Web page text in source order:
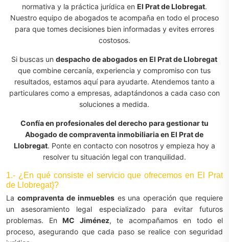
normativa y la práctica jurídica en El Prat de Llobregat.
Nuestro equipo de abogados te acompaña en todo el proceso
para que tomes decisiones bien informadas y evites errores
costosos.
Si buscas undespacho de abogados en El Prat de Llobregat
que combine cercanía, experiencia y compromiso con tus
resultados, estamos aquí para ayudarte. Atendemos tanto a
particulares como a empresas, adaptándonos a cada caso con
soluciones a medida.
Confía en profesionales del derecho para gestionar tu
Abogado de compraventa inmobiliaria en El Prat de
Llobregat. Ponte en contacto con nosotros y empieza hoy a
resolver tu situación legal con tranquilidad.
1.- ¿En qué consiste el servicio que ofrecemos en El Prat
de Llobregat}?
La compraventa de inmuebleses una operación que requiere
un asesoramiento legal especializado para evitar futuros
problemas. En MC Jiménez, te acompañamos en todo el
proceso, asegurando que cada paso se realice con seguridad